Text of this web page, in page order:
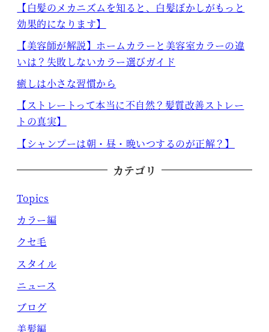
【白髪のメカニズムを知ると、白髪ぼかしがもっと
効果的になります】
【美容師が解説】ホームカラーと美容室カラーの違
いは？失敗しないカラー選びガイド
癒しは小さな習慣から
【ストレートって本当に不自然？髪質改善ストレー
トの真実】
【シャンプーは朝・昼・晩いつするのが正解？】
カテゴリ
Topics
カラー編
クセ毛
スタイル
ニュース
ブログ
美髪編